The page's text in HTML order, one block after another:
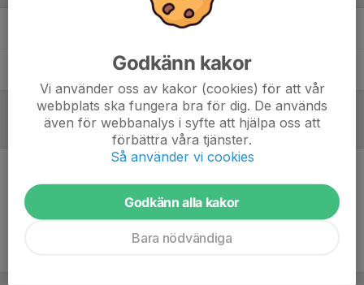
Tränare
Thomas GustafssonTränare
Referat
Inget referat skrivet
Godkänn kakor
Vi använder oss av kakor (cookies) för att vår
webbplats ska fungera bra för dig. De används
även för webbanalys i syfte att hjälpa oss att
förbättra våra tjänster.
Så använder vi cookies
Godkänn alla kakor
Bara nödvändiga